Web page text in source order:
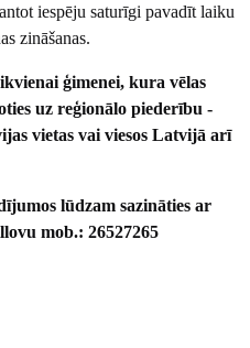
iespēju saturīgi pavadīt laiku
zināšanas.
ģimenei, kura vēlas
uz reģionālo piederību -
vietas vai viesos Latvijā arī
lūdzam sazināties ar
mob.: 26527265